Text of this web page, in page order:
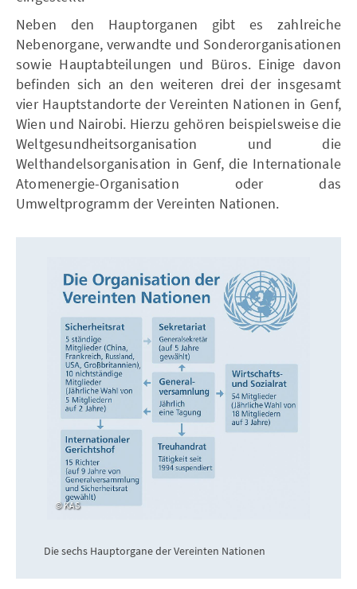
Neben den Hauptorganen gibt es zahlreiche
Nebenorgane, verwandte und Sonderorganisationen
sowie Hauptabteilungen und Büros. Einige davon
befinden sich an den weiteren drei der insgesamt
vier Hauptstandorte der Vereinten Nationen in Genf,
Wien und Nairobi. Hierzu gehören beispielsweise die
Weltgesundheitsorganisation und die
Welthandelsorganisation in Genf, die Internationale
Atomenergie-Organisation oder das
Umweltprogramm der Vereinten Nationen.
KAS
Die sechs Hauptorgane der Vereinten Nationen